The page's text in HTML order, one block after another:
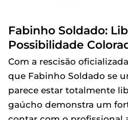
Fabinho Soldado:
Possibilidade
Com a rescisão
que Fabinho Soldado se
parece estar totalmente
gaúcho demonstra um